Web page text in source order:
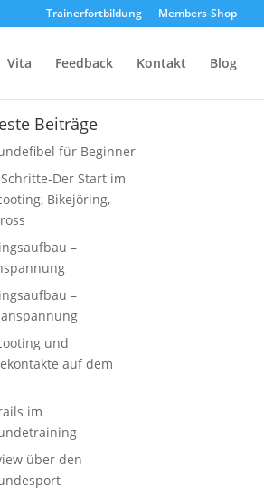
Trainerfortbildung Members-Shop
Vita Feedback Kontakt Blog
Beiträge
für Beginner
Der Start im
Bikejöring,
–
–
und
auf dem
im
über den